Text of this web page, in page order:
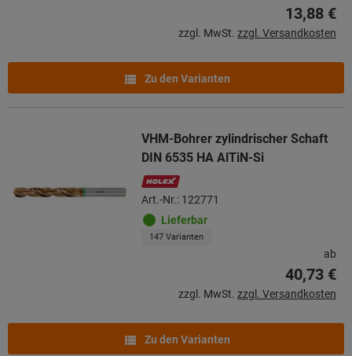
13,88 €
zzgl. MwSt. zzgl. Versandkosten
Zu den Varianten
VHM-Bohrer zylindrischer Schaft
DIN 6535 HA AlTiN-Si
Art.-Nr.: 122771
Lieferbar
147 Varianten
ab
40,73 €
zzgl. MwSt. zzgl. Versandkosten
Zu den Varianten